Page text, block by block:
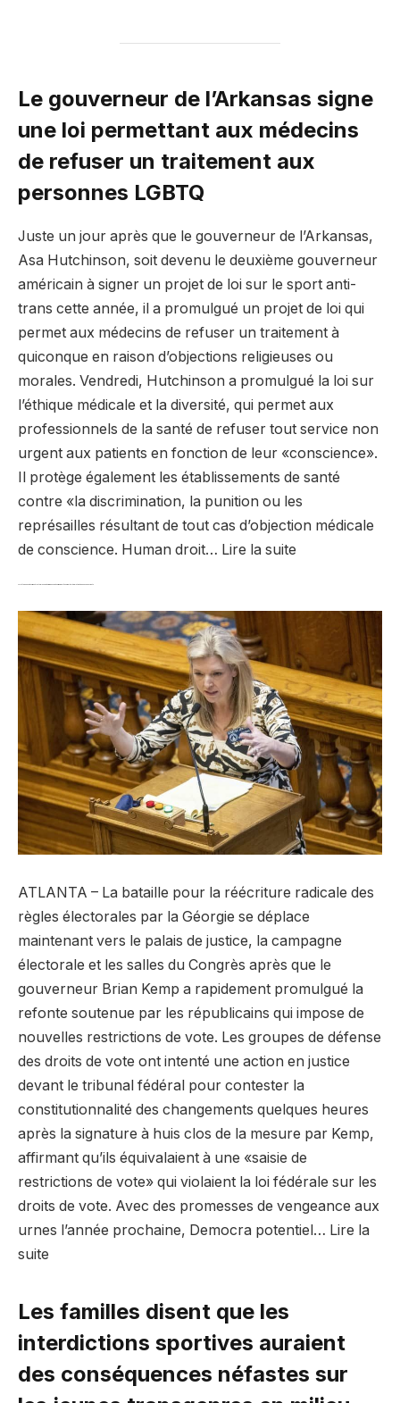
Le gouverneur de l’Arkansas signe
une loi permettant aux médecins
de refuser un traitement aux
personnes LGBTQ
Juste un jour après que le gouverneur de l’Arkansas,
Asa Hutchinson, soit devenu le deuxième gouverneur
américain à signer un projet de loi sur le sport anti-
trans cette année, il a promulgué un projet de loi qui
permet aux médecins de refuser un traitement à
quiconque en raison d’objections religieuses ou
morales. Vendredi, Hutchinson a promulgué la loi sur
l’éthique médicale et la diversité, qui permet aux
professionnels de la santé de refuser tout service non
urgent aux patients en fonction de leur «conscience».
Il protège également les établissements de santé
contre «la discrimination, la punition ou les
représailles résultant de tout cas d’objection médicale
de conscience. Human droit… Lire la suite
ATLANTA – La bataille pour la réécriture radicale des
règles électorales par la Géorgie se déplace
maintenant vers le palais de justice, la campagne
électorale et les salles du Congrès après que le
gouverneur Brian Kemp a rapidement promulgué la
refonte soutenue par les républicains qui impose de
nouvelles restrictions de vote. Les groupes de défense
des droits de vote ont intenté une action en justice
devant le tribunal fédéral pour contester la
constitutionnalité des changements quelques heures
après la signature à huis clos de la mesure par Kemp,
affirmant qu’ils équivalaient à une «saisie de
restrictions de vote» qui violaient la loi fédérale sur les
droits de vote. Avec des promesses de vengeance aux
urnes l’année prochaine, Democra potentiel… Lire la
suite
Les familles disent que les
interdictions sportives auraient
des conséquences néfastes sur